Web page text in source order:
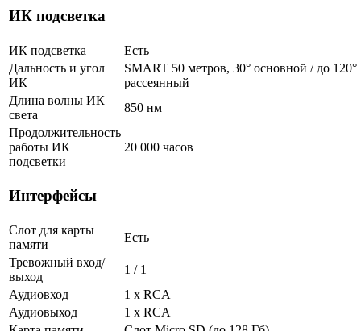
ИК подсветка
ИК подсветка
Есть
Дальность и угол
ИК
SMART 50 метров, 30° основной / до 120°
рассеянный
Длина волны ИК
света
850 нм
Продолжительность
работы ИК
подсветки
20 000 часов
Интерфейсы
Слот для карты
памяти
Есть
Тревожный вход/
выход
1 / 1
Аудиовход
1 х RCA
Аудиовыход
1 х RCA